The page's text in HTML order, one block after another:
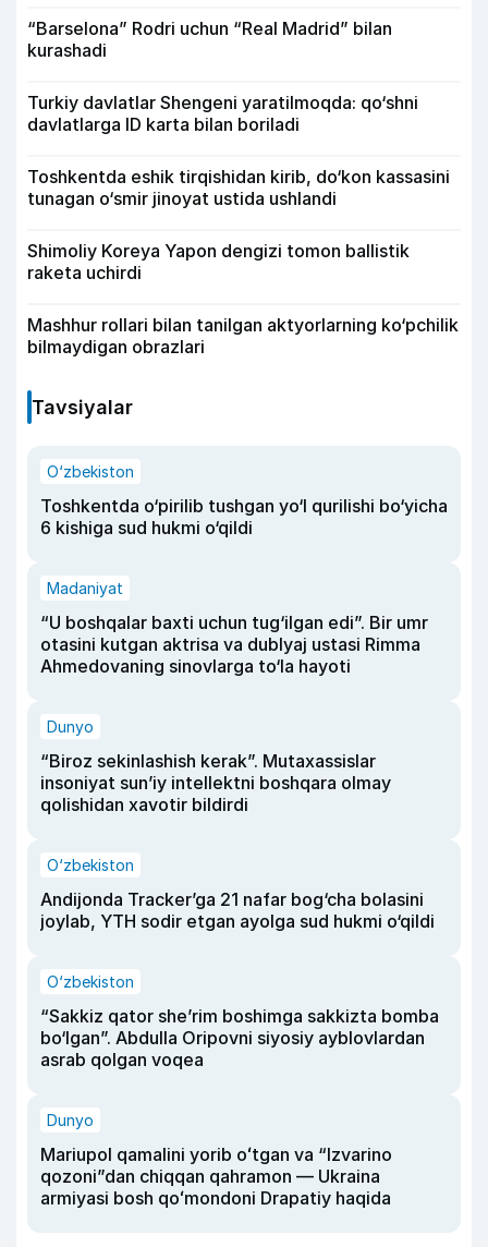
“Barselona” Rodri uchun “Real Madrid” bilan
kurashadi
Turkiy davlatlar Shengeni yaratilmoqda: qo‘shni
davlatlarga ID karta bilan boriladi
Toshkentda eshik tirqishidan kirib, do‘kon kassasini
tunagan o‘smir jinoyat ustida ushlandi
Shimoliy Koreya Yapon dengizi tomon ballistik
raketa uchirdi
Mashhur rollari bilan tanilgan aktyorlarning ko‘pchilik
bilmaydigan obrazlari
Tavsiyalar
O‘zbekiston
Toshkentda o‘pirilib tushgan yo‘l qurilishi bo‘yicha
6 kishiga sud hukmi o‘qildi
Madaniyat
“U boshqalar baxti uchun tug‘ilgan edi”. Bir umr
otasini kutgan aktrisa va dublyaj ustasi Rimma
Ahmedovaning sinovlarga to‘la hayoti
Dunyo
“Biroz sekinlashish kerak”. Mutaxassislar
insoniyat sun’iy intellektni boshqara olmay
qolishidan xavotir bildirdi
O‘zbekiston
Andijonda Tracker’ga 21 nafar bog‘cha bolasini
joylab, YTH sodir etgan ayolga sud hukmi o‘qildi
O‘zbekiston
“Sakkiz qator she’rim boshimga sakkizta bomba
bo‘lgan”. Abdulla Oripovni siyosiy ayblovlardan
asrab qolgan voqea
Dunyo
Mariupol qamalini yorib oʻtgan va “Izvarino
qozoni”dan chiqqan qahramon — Ukraina
armiyasi bosh qoʻmondoni Drapatiy haqida